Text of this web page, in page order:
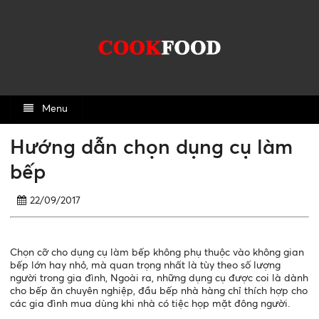
Menu
Hướng dẫn chọn dụng cụ làm
bếp
22/09/2017
Chọn cỡ cho dụng cụ làm bếp không phụ thuộc vào không gian
bếp lớn hay nhỏ, mà quan trọng nhất là tùy theo số lượng
người trong gia đình, Ngoài ra, những dụng cụ được coi là dành
cho bếp ăn chuyên nghiệp, đầu bếp nhà hàng chỉ thích hợp cho
các gia đình mua dùng khi nhà có tiệc họp mặt đông người.